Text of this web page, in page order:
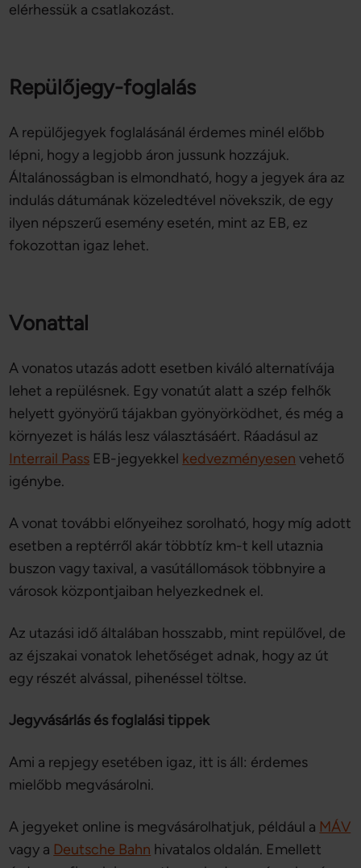
elérhessük a csatlakozást.
Repülőjegy-foglalás
A repülőjegyek foglalásánál érdemes minél előbb
lépni, hogy a legjobb áron jussunk hozzájuk.
Általánosságban is elmondható, hogy a jegyek ára az
indulás dátumának közeledtével növekszik, de egy
ilyen népszerű esemény esetén, mint az EB, ez
fokozottan igaz lehet.
Vonattal
A vonatos utazás adott esetben kiváló alternatívája
lehet a repülésnek. Egy vonatút alatt a szép felhők
helyett gyönyörű tájakban gyönyörködhet, és még a
környezet is hálás lesz választásáért. Ráadásul az
Interrail Pass EB-jegyekkel kedvezményesen vehető
igénybe.
A vonat további előnyeihez sorolható, hogy míg adott
esetben a reptérről akár többtíz km-t kell utaznia
buszon vagy taxival, a vasútállomások többnyire a
városok központjaiban helyezkednek el.
Az utazási idő általában hosszabb, mint repülővel, de
az éjszakai vonatok lehetőséget adnak, hogy az út
egy részét alvással, pihenéssel töltse.
Jegyvásárlás és foglalási tippek
Ami a repjegy esetében igaz, itt is áll: érdemes
mielőbb megvásárolni.
A jegyeket online is megvásárolhatjuk, például a MÁV
vagy a Deutsche Bahn hivatalos oldalán. Emellett